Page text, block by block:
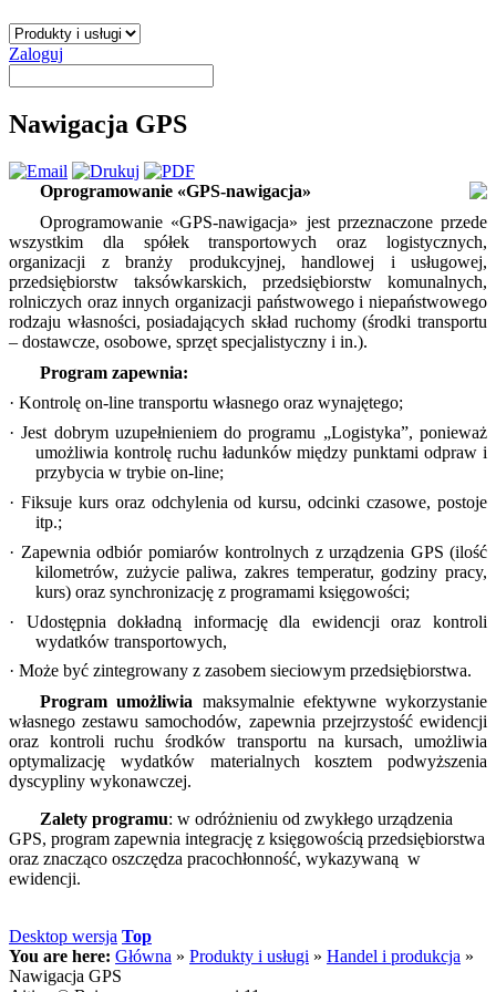
Zaloguj
Nawigacja GPS
Oprogramowanie «GPS-nawigacja»
Oprogramowanie «GPS-nawigacja» jest przeznaczone przede
wszystkim dla spółek transportowych oraz logistycznych,
organizacji z branży produkcyjnej, handlowej i usługowej,
przedsiębiorstw taksówkarskich, przedsiębiorstw komunalnych,
rolniczych oraz innych organizacji państwowego i niepaństwowego
rodzaju własności, posiadających skład ruchomy (środki transportu
– dostawcze, osobowe, sprzęt specjalistyczny i in.).
Program zapewnia:
· Kontrolę on-line transportu własnego oraz wynajętego;
· Jest dobrym uzupełnieniem do programu „Logistyka”, ponieważ
umożliwia kontrolę ruchu ładunków między punktami odpraw i
przybycia w trybie on-line;
· Fiksuje kurs oraz odchylenia od kursu, odcinki czasowe, postoje
itp.;
· Zapewnia odbiór pomiarów kontrolnych z urządzenia GPS (ilość
kilometrów, zużycie paliwa, zakres temperatur, godziny pracy,
kurs) oraz synchronizację z programami księgowości;
· Udostępnia dokładną informację dla ewidencji oraz kontroli
wydatków transportowych,
· Może być zintegrowany z zasobem sieciowym przedsiębiorstwa.
Program umożliwia maksymalnie efektywne wykorzystanie
własnego zestawu samochodów, zapewnia przejrzystość ewidencji
oraz kontroli ruchu środków transportu na kursach, umożliwia
optymalizację wydatków materialnych kosztem podwyższenia
dyscypliny wykonawczej.
Zalety programu: w odróżnieniu od zwykłego urządzenia
GPS, program zapewnia integrację z księgowością przedsiębiorstwa
oraz znacząco oszczędza pracochłonność, wykazywaną w
ewidencji.
Desktop wersja Top
You are here: Główna » Produkty i usługi » Handel i produkcja »
Nawigacja GPS